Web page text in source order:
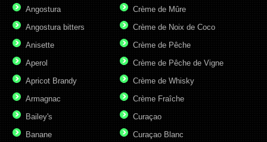
Angostura
Angostura bitters
Anisette
Aperol
Apricot Brandy
Armagnac
Bailey's
Banane
Crème de Mûre
Crème de Noix de Coco
Crème de Pêche
Crème de Pêche de Vigne
Crème de Whisky
Crème Fraîche
Curaçao
Curaçao Blanc